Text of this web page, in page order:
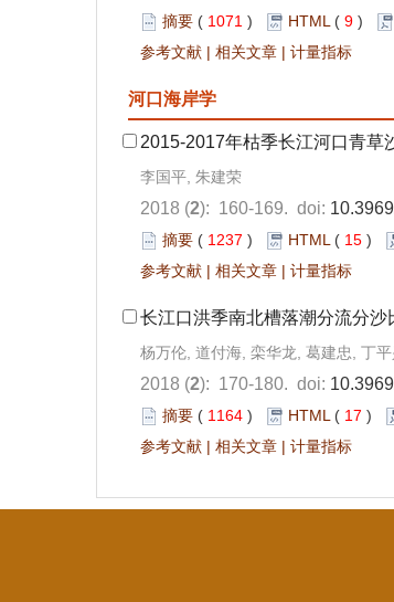
摘要 ( 1071 ) HTML ( 9 )
参考文献 | 相关文章 | 计量指标
河口海岸学
2015-2017年枯季长江河口青草
李国平, 朱建荣
2018 (2): 160-169. doi:
摘要 ( 1237 ) HTML ( 15 )
参考文献 | 相关文章 | 计量指标
长江口洪季南北槽落潮分流分沙
杨万伦, 道付海, 栾华龙, 葛建忠, 丁平
2018 (2): 170-180. doi:
摘要 ( 1164 ) HTML ( 17 )
参考文献 | 相关文章 | 计量指标